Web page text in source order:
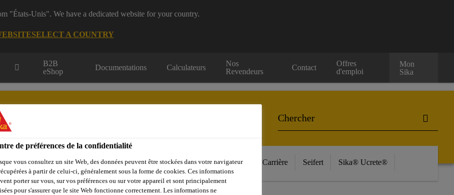
"États-Unis". We have a dedicated website for your country.
SELECT A COUNTRY
B2B
eShop
Documentations Calculateurs
Nos
Revendeurs
Contact
Offres
d'emploi
Mon
Sika
Qui sommes nous Sika at Work Centre de Ressources Carrière Seifert Sika® Ucrete®
de préférences de la confidentialité
vous consultez un site Web, des données peuvent être stockées dans votre navigateur
à partir de celui-ci, généralement sous la forme de cookies. Ces informations
porter sur vous, sur vos préférences ou sur votre appareil et sont principalement
pour s'assurer que le site Web fonctionne correctement. Les informations ne